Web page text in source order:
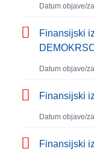
Datum objave/
Finansijski
Datum objave/
Finansijski
Datum objave/
Finansijski